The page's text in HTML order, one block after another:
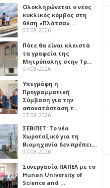
Ολοκληρώνεται ο νέος
κυκλικός κόμβος στη
θέση «Πλάτσα» …
07-08-2026
Πότε θα είναι κλειστά
τα γραφεία της
Μητρόπολης στην Τρ…
07-08-2026
Υπεγράφη η
Προγραμματική
Σύμβαση για την
αποκατάσταση τ…
07-08-2026
ΣΕΒΙΠΕΤ: Το νέο
Χωροταξικό για τη
Βιομηχανία δεν πρέπει…
07-08-2026
Συνεργασία ΠΑΠΕΛ με το
Hunan University of
Science and …